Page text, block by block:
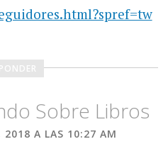
Sobre Libros
2018 A LAS 10:27 AM